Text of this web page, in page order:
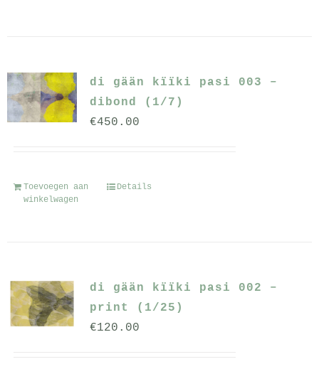
di gään kïïki pasi 003 –
dibond (1/7)
€450.00
Toevoegen aan
winkelwagen
Details
di gään kïïki pasi 002 –
print (1/25)
€120.00